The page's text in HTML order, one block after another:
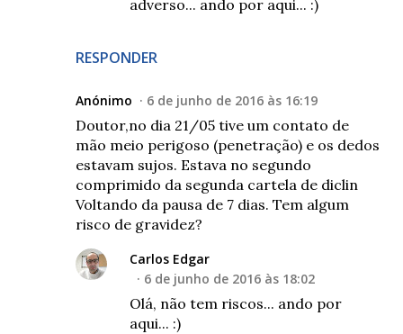
RESPONDER
adverso... ando por aqui... :)
Anónimo 6 de junho de 2016 às 16:19
Doutor,no dia 21/05 tive um contato de
mão meio perigoso (penetração) e os dedos
estavam sujos. Estava no segundo
comprimido da segunda cartela de diclin
Voltando da pausa de 7 dias. Tem algum
risco de gravidez?
Carlos Edgar
6 de junho de 2016 às 18:02
Olá, não tem riscos... ando por
aqui... :)